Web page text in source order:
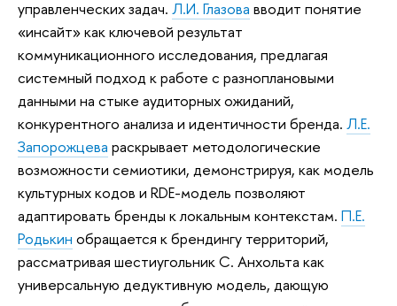
управленческих задач. Л.И. Глазова вводит понятие
«инсайт» как ключевой результат
коммуникационного исследования, предлагая
системный подход к работе с разноплановыми
данными на стыке аудиторных ожиданий,
конкурентного анализа и идентичности бренда. Л.Е.
Запорожцева раскрывает методологические
возможности семиотики, демонстрируя, как модель
культурных кодов и RDE-модель позволяют
адаптировать бренды к локальным контекстам. П.Е.
Родькин обращается к брендингу территорий,
рассматривая шестиугольник С. Анхольта как
универсальную дедуктивную модель, дающую